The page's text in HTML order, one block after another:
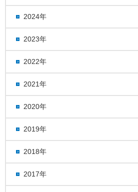
2024年
2023年
2022年
2021年
2020年
2019年
2018年
2017年